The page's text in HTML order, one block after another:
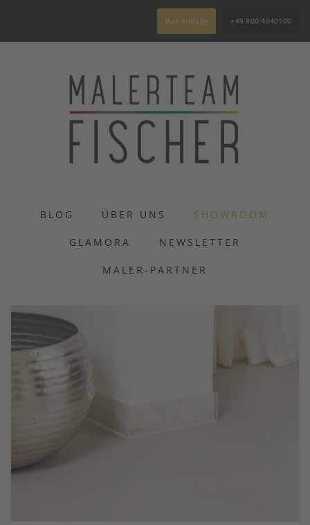
Ihre Anfrage +49 800 4040100
BLOG ÜBER UNS SHOWROOM
GLAMORA NEWSLETTER
MALER-PARTNER